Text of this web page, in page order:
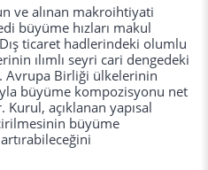
ve alınan makroihtiyati
büyüme hızları makul
ticaret hadlerindeki olumlu
ılımlı seyri cari dengedeki
Avrupa Birliği ülkelerinin
büyüme kompozisyonu net
açıklanan yapısal
büyüme